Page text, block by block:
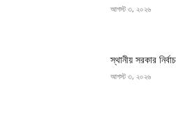
আগস্ট ৩, ২০২৬
স্থানীয় সরকার
আগস্ট ৩, ২০২৬